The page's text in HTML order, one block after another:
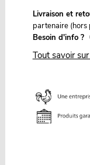
Livraison et
partenaire (hors
Besoin d'info ?
Tout savoir